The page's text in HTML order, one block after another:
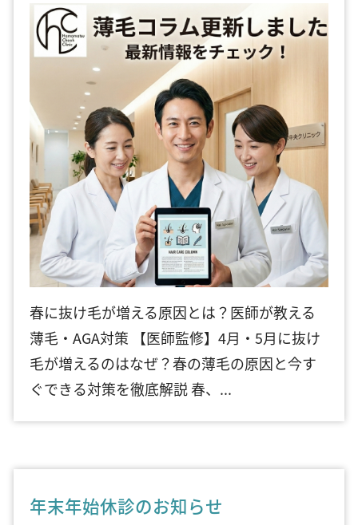
春に抜け毛が増える原因とは？医師が教える
薄毛・AGA対策 【医師監修】4月・5月に抜け
毛が増えるのはなぜ？春の薄毛の原因と今す
ぐできる対策を徹底解説 春、...
年末年始休診のお知らせ